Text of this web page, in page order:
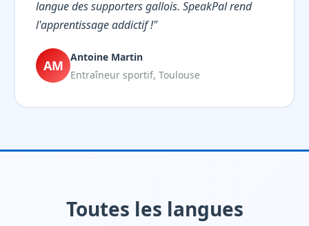
langue des supporters gallois. SpeakPal rend
l'apprentissage addictif !"
AM
Antoine Martin
Entraîneur sportif, Toulouse
Toutes les langues